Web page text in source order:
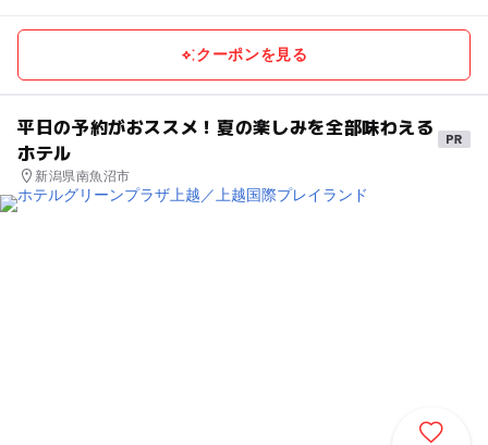
クーポンを見る
平日の予約がおススメ！夏の楽しみを全部味わえる
ホテル
新潟県南魚沼市